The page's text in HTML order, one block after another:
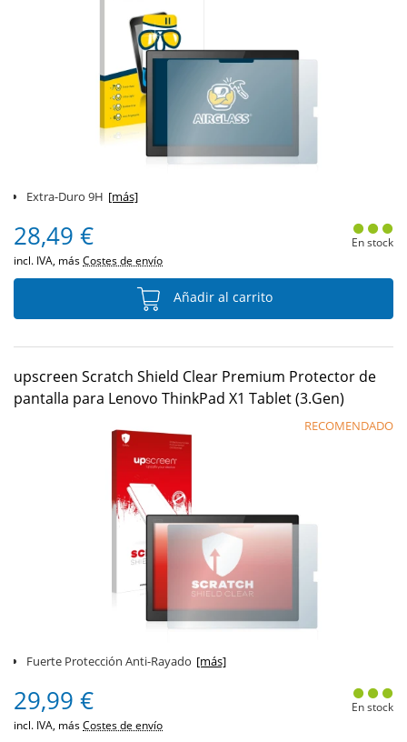
Extra-Duro 9H [más]
28,49 €
incl. IVA, másCostes de envío
En stock
Añadir al carrito
upscreen Scratch Shield Clear Premium Protector de
pantalla para Lenovo ThinkPad X1 Tablet (3.Gen)
RECOMENDADO
Fuerte Protección Anti-Rayado [más]
29,99 €
incl. IVA, másCostes de envío
En stock